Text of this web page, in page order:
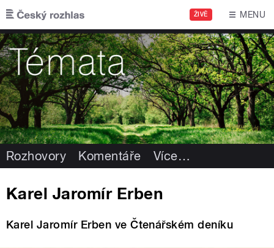
Přejít k hlavnímu obsahu
ŽIVĚ MENU
Rozhovory Komentáře Více…
Karel Jaromír Erben
Karel Jaromír Erben ve Čtenářském deníku